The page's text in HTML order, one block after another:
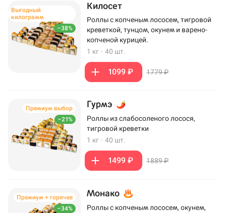
–38%
Выгодный
килограмм
Килосет
Роллы с копченым лососем, тигровой
креветкой, тунцом, окунем и варено-
копченой курицей.
1 кг · 40 шт.
1099 ₽ 1779 ₽
–21%
Премиум выбор Гурмэ
Роллы из слабосоленого лосося,
тигровой креветки
1 кг · 40 шт.
1499 ₽ 1889 ₽
–34%
Премиум + горячее Монако
Роллы с копченым лососем, окунем,